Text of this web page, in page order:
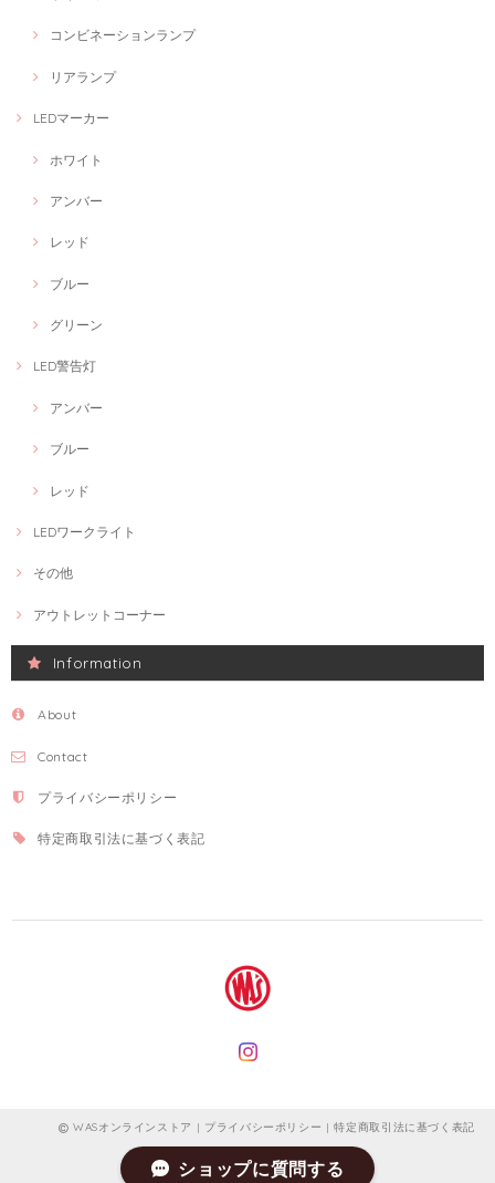
コンビネーションランプ
リアランプ
LEDマーカー
ホワイト
アンバー
レッド
ブルー
グリーン
LED警告灯
アンバー
ブルー
レッド
LEDワークライト
その他
アウトレットコーナー
Information
About
Contact
プライバシーポリシー
特定商取引法に基づく表記
WASオンラインストア | プライバシーポリシー |特定商取引法に基づく表記
ショップに質問する